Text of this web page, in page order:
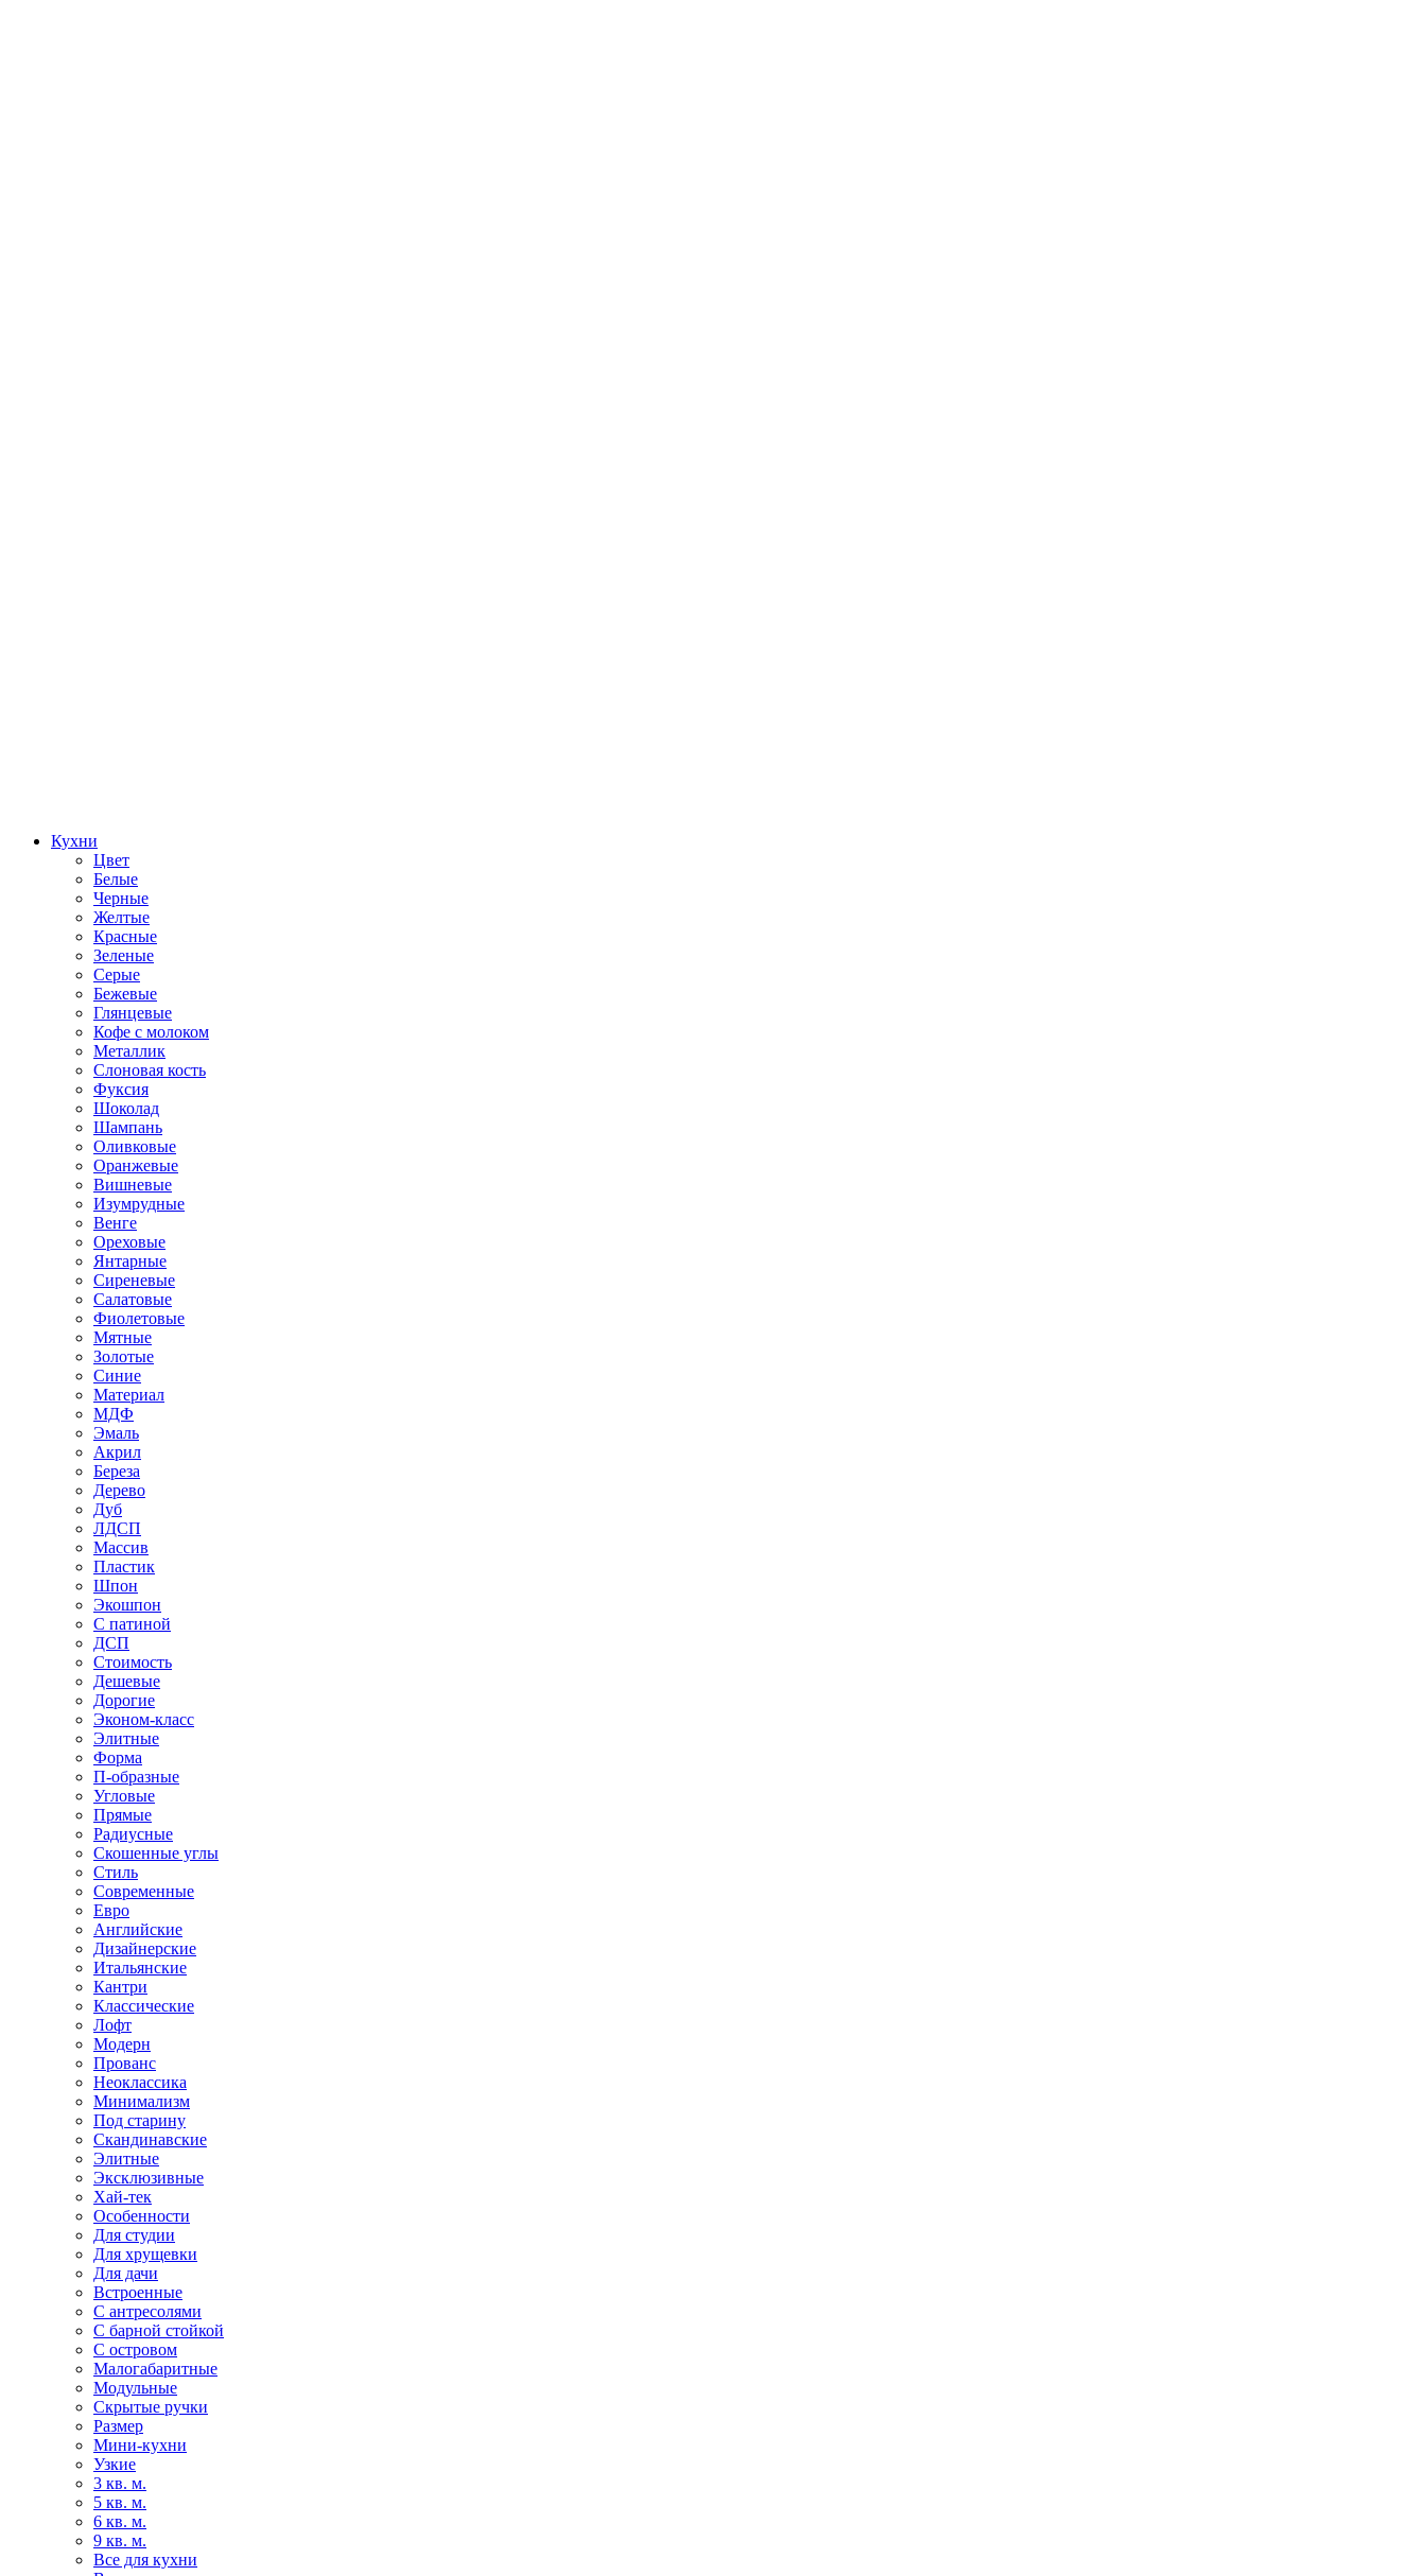
Кухни
Цвет
Белые
Черные
Желтые
Красные
Зеленые
Серые
Бежевые
Глянцевые
Кофе с молоком
Металлик
Слоновая кость
Фуксия
Шоколад
Шампань
Оливковые
Оранжевые
Вишневые
Изумрудные
Венге
Ореховые
Янтарные
Сиреневые
Салатовые
Фиолетовые
Мятные
Золотые
Синие
Материал
МДФ
Эмаль
Акрил
Береза
Дерево
Дуб
ЛДСП
Массив
Пластик
Шпон
Экошпон
С патиной
ДСП
Стоимость
Дешевые
Дорогие
Эконом-класс
Элитные
Форма
П-образные
Угловые
Прямые
Радиусные
Скошенные углы
Стиль
Современные
Евро
Английские
Дизайнерские
Итальянские
Кантри
Классические
Лофт
Модерн
Прованс
Неоклассика
Минимализм
Под старину
Скандинавские
Элитные
Эксклюзивные
Хай-тек
Особенности
Для студии
Для хрущевки
Для дачи
Встроенные
С антресолями
С барной стойкой
С островом
Малогабаритные
Модульные
Скрытые ручки
Размер
Мини-кухни
Узкие
3 кв. м.
5 кв. м.
6 кв. м.
9 кв. м.
Все для кухни